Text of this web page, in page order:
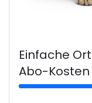
Einfache
Abo-Kosten